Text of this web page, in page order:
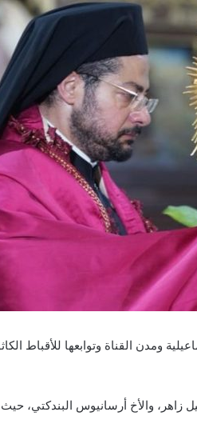
ومدن القناة وتوابعها للأقباط
والأخ أرسانيوس البندكتي،